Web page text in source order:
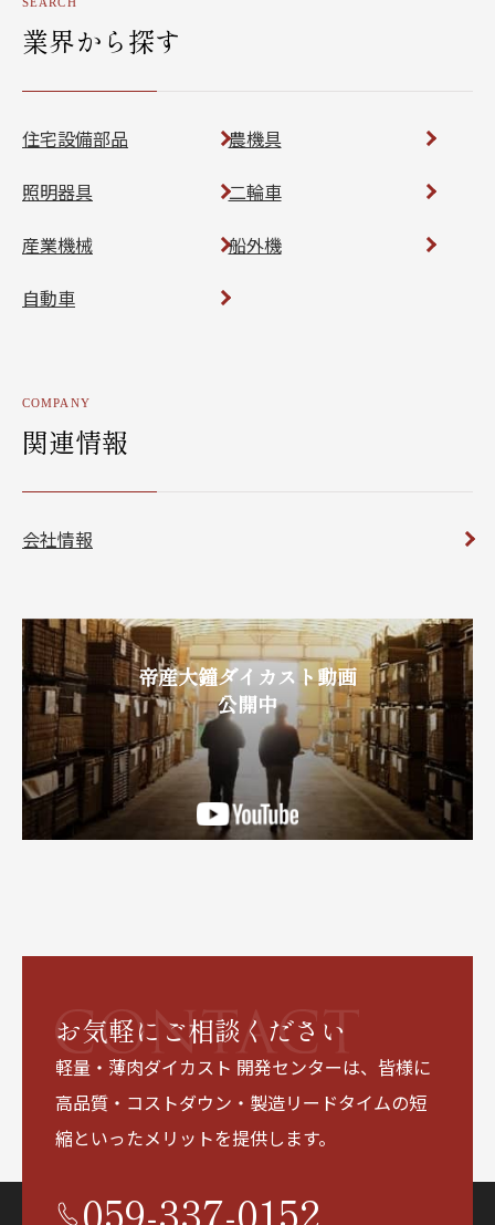
SEARCH
業界から探す
住宅設備部品
農機具
照明器具
二輪車
産業機械
船外機
自動車
COMPANY
関連情報
会社情報
帝産大鐘ダイカスト動画
公開中
お気軽にご相談ください
軽量・薄肉ダイカスト 開発センターは、皆様に
高品質・コストダウン・製造リードタイムの短
縮といったメリットを提供します。
059-337-0152